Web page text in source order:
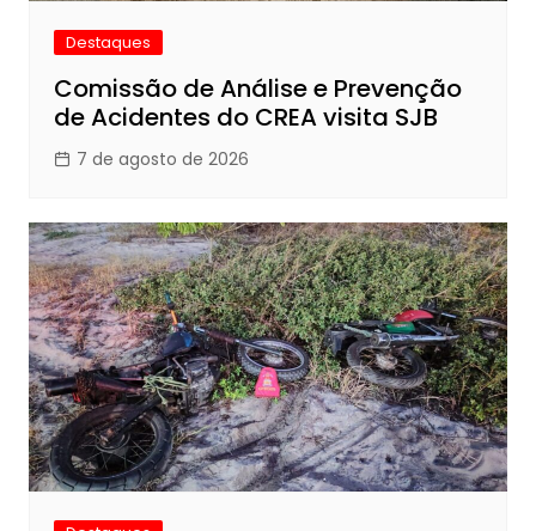
Destaques
Comissão de Análise e Prevenção
de Acidentes do CREA visita SJB
7 de agosto de 2026